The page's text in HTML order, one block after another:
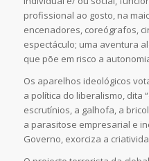
profissional ao gosto, na
encenadores, coreógrafos,
espectáculo; uma aventura
que põe em risco a
Os aparelhos ideológicos
a política do liberalismo, dita
escrutínios, a galhofa, a
a parasitose empresarial e
Governo, exorciza a